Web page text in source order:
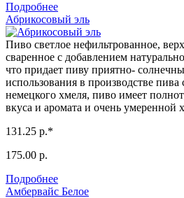
Подробнее
Абрикосовый эль
Пиво светлое нефильтрованное,
сваренное с добавлением
что придает пиву приятно-
использования в производстве
немецкого хмеля, пиво имеет
вкуса и аромата и очень умеренной
131.25 р.*
175.00 р.
Подробнее
Амбервайс Белое